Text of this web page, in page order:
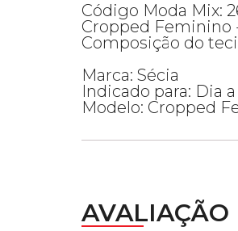
Código Moda Mix:
Cropped Feminino
Composição do
Marca: Sécia
Indicado para: Dia
Modelo: Cropped
AVALIAÇÃO